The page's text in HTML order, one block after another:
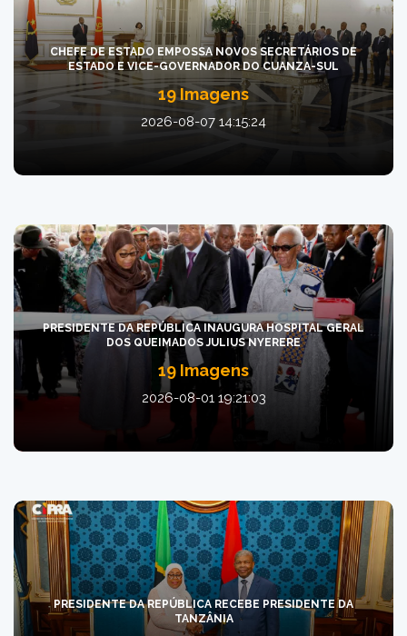
CHEFE DE ESTADO EMPOSSA NOVOS SECRETÁRIOS DE
ESTADO E VICE-GOVERNADOR DO CUANZA-SUL
19 Imagens
2026-08-07 14:15:24
PRESIDENTE DA REPÚBLICA INAUGURA HOSPITAL GERAL
DOS QUEIMADOS JULIUS NYERERE
19 Imagens
2026-08-01 19:21:03
PRESIDENTE DA REPÚBLICA RECEBE PRESIDENTE DA
TANZÂNIA